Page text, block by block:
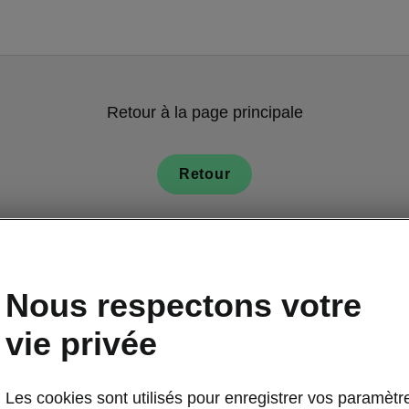
Retour à la page principale
Retour
Nous respectons votre
vie privée
Les cookies sont utilisés pour enregistrer vos